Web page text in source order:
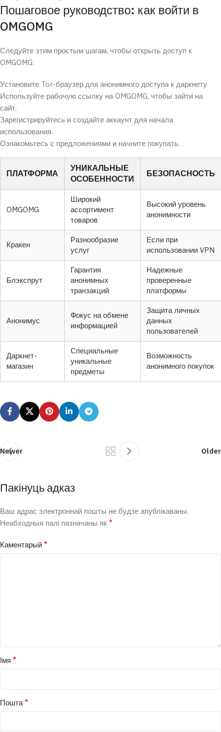
Пошаговое руководство: как войти в
OMGOMG
Следуйте этим простым шагам, чтобы открыть доступ к
OMGOMG:
Установите Tor-браузер для анонимного доступа к даркнету.
Используйте рабочую ссылку на OMGOMG, чтобы зайти на
сайт.
Зарегистрируйтесь и создайте аккаунт для начала
использования.
Ознакомьтесь с предложениями и начните покупать.
ПЛАТФОРМА
УНИКАЛЬНЫЕ
ОСОБЕННОСТИ
БЕЗОПАСНОСТЬ
OMGOMG
Широкий
ассортимент
товаров
Высокий уровень
анонимности
Кракен
Разнообразие
услуг
Если при
использовании VPN
Блэкспрут
Гарантия
анонимных
транзакций
Надежные
проверенные
платформы
Анонимус
Фокус на обмене
информацией
Защита личных
данных
пользователей
Даркнет-
магазин
Специальные
уникальные
предметы
Возможность
анонимного покупок
Newer Older
Пакінуць адказ
Ваш адрас электроннай пошты не будзе апублікаваны.
Неабходныя палі пазначаны як*
Каментарый*
Імя *
Пошта*